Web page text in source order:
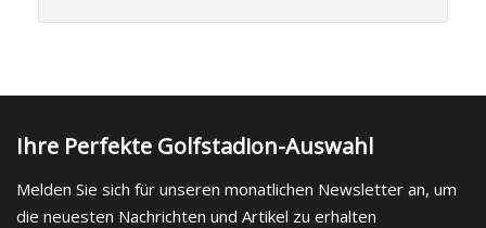
Ihre Perfekte Golfstadion-Auswahl
Melden Sie sich für unseren monatlichen Newsletter an, um
die neuesten Nachrichten und Artikel zu erhalten